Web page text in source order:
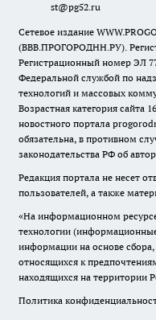
st@pg52.ru
Сетевое издание
(ВВВ.ПРОГОРОДНН.РУ).
Регистрационный номер ЭЛ
Федеральной службой по
технологий и массовых
Возрастная категория сайта
новостного портала
обязательна, в противном
законодательства РФ об
Редакция портала не несет
пользователей, а также
«На информационном
технологии
информации на основе
относящихся к
находящихся на территории
Политика